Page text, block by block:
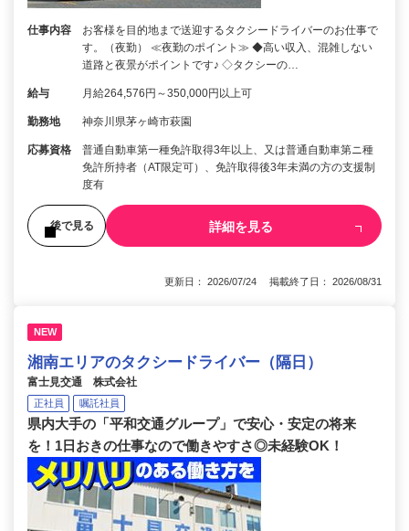
仕事内容
お客様を目的地まで送迎するタクシードライバーのお仕事で
す。（夜勤） ≪夜勤のポイント≫ ◆高い収入、混雑しない
道路と夜景がポイントです♪ ◇タクシーの…
給与 月給264,576円～350,000円以上可
勤務地 神奈川県茅ヶ崎市萩園
応募資格
普通自動車第一種免許取得3年以上、又は普通自動車第ニ種
免許所持者（AT限定可）、免許取得後3年未満の方の支援制
度有
後で見る 詳細を見る
更新日： 2026/07/24 掲載終了日： 2026/08/31
NEW
湘南エリアのタクシードライバー（隔日）
富士見交通 株式会社
正社員 嘱託社員
県内大手の「平和交通グループ」で安心・安定の将来
を！1日おきの仕事なので働きやすさ◎未経験OK！